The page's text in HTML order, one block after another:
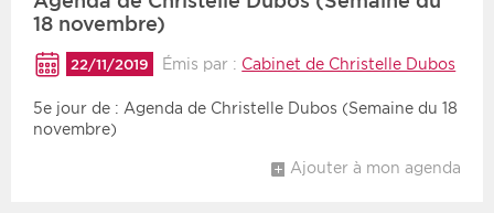
18 novembre)
22/11/2019 Émis par : Cabinet de Christelle Dubos
5e jour de : Agenda de Christelle Dubos (Semaine du 18
novembre)
Ajouter à mon agenda